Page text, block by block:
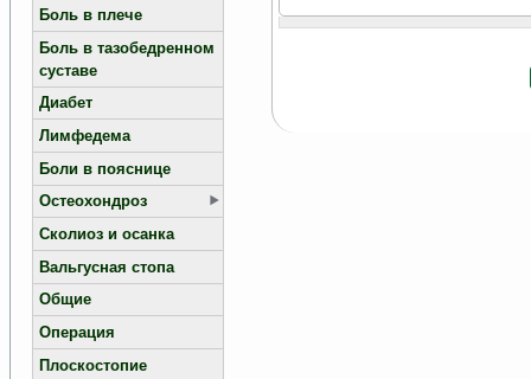
Боль в плече
Боль в тазобедренном
суставе
Диабет
Лимфедема
Боли в пояснице
Остеохондроз
Сколиоз и осанка
Вальгусная стопа
Общие
Операция
Плоскостопие